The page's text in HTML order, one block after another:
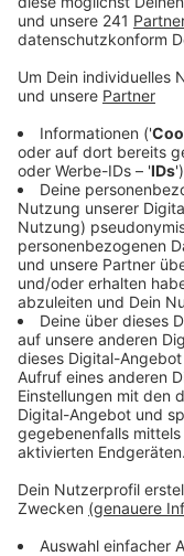
moralisch und
Abstimmung
Eilantrag nicht in
aufgenommen
Veröffentlicht:
Anzeige
Hintergrund ist,
ausschließlich bei
Kommune lediglich
Der Rat könne
und wie viele
SPD und Grüne
Situation der
Grenze einen
eingereicht. In
Wermelskirchen